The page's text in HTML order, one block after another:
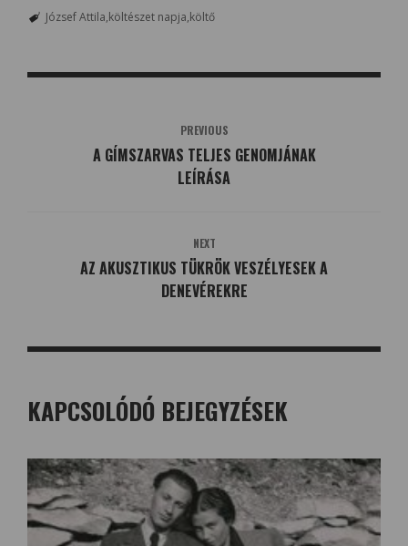
József Attila költészet napja költő
PREVIOUS
A GÍMSZARVAS TELJES GENOMJÁNAK
LEÍRÁSA
NEXT
AZ AKUSZTIKUS TÜKRÖK VESZÉLYESEK A
DENEVÉREKRE
KAPCSOLÓDÓ BEJEGYZÉSEK